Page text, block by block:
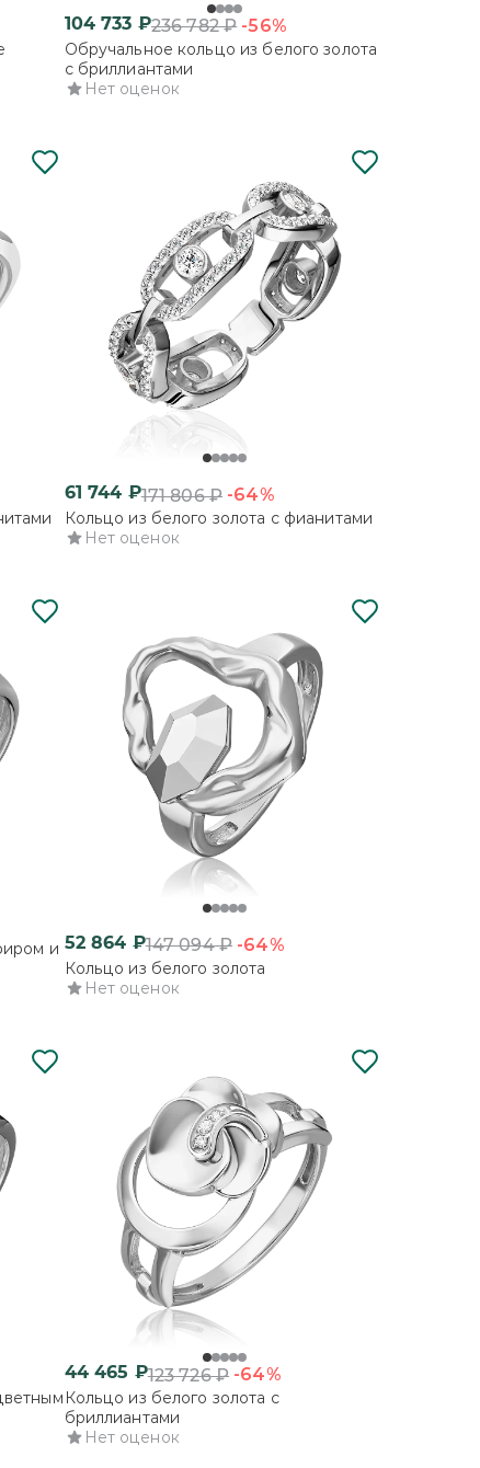
104 733 ₽236 782₽ -56%
Обручальное кольцо из белого золота
с бриллиантами
Нет оценок
61 744 ₽171 806₽ -64%
Кольцо из белого золота с фианитами
Нет оценок
и 52 864 ₽147 094₽ -64%
Кольцо из белого золота
Нет оценок
44 465 ₽123 726₽ -64%
Кольцо из белого золота с
бриллиантами
Нет оценок